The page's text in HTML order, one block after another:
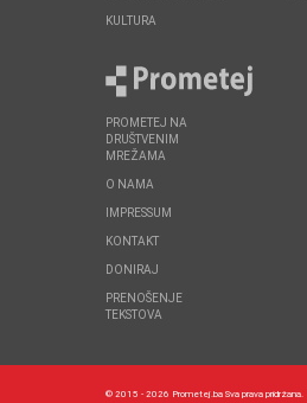
KULTURA
PROMETEJ NA
DRUŠTVENIM
MREŽAMA
O NAMA
IMPRESSUM
KONTAKT
DONIRAJ
PRENOŠENJE
TEKSTOVA
© 2015 - 2026 Prometej.ba Sva prava pridržana.